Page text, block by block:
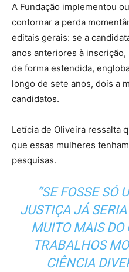
A Fundação implementou
contornar a perda
editais gerais: se a
anos anteriores à
de forma estendida,
longo de sete anos, dois a
candidatos.
Letícia de Oliveira ressalta
que essas mulheres
pesquisas.
“SE FOSSE SÓ
JUSTIÇA JÁ
MUITO MAIS DO
TRABALHOS
CIÊNCIA